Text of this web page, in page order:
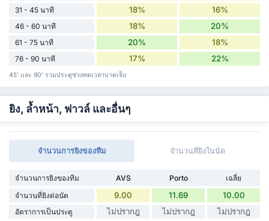
31 - 45 นาที 18% 16%
46 - 60 นาที 18% 20%
61 - 75 นาที 20% 18%
76 - 90 นาที 17% 22%
45' และ 90' รวมประตูช่วงทดเวลาบาดเจ็บ
ยิง, ล้ำหน้า, ฟาวล์ และอื่นๆ
จำนวนการยิงของทีม จำนวนที่ยิงในนัด
จำนวนการยิงของทีม AVS Porto
เฉลี่ย
จำนวนที่ยิงต่อนัด
9.00 11.69 10.00
อัตราการเป็นประตู ไม่ปรากฎ ไม่ปรากฎ ไม่ปรากฎ